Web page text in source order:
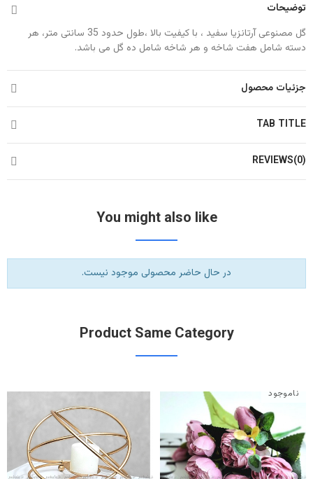
توضیحات
گل مصنوعی آرتانزیا سفید ، با کیفیت بالا ،طول حدود 35 سانتی متر، هر
دسته شامل هفت شاخه و هر شاخه شامل ده گل می باشد.
جزئیات محصول
TAB TITLE
REVIEWS(0)
You might also like
در حال حاضر محصولی موجود نیست.
Product Same Category
ناموجود